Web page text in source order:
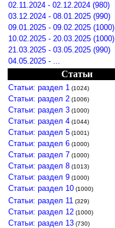
02.11.2024 - 02.12.2024 (980)
03.12.2024 - 08.01.2025 (990)
09.01.2025 - 09.02.2025 (1000)
10.02.2025 - 20.03.2025 (1000)
21.03.2025 - 03.05.2025 (990)
04.05.2025 - ...
Статьи
Статьи: раздел 1 (1024)
Статьи: раздел 2 (1006)
Статьи: раздел 3 (1000)
Статьи: раздел 4 (1044)
Статьи: раздел 5 (1001)
Статьи: раздел 6 (1000)
Статьи: раздел 7 (1000)
Статьи: раздел 8 (1013)
Статьи: раздел 9 (1000)
Статьи: раздел 10 (1000)
Статьи: раздел 11 (329)
Статьи: раздел 12 (1000)
Статьи: раздел 13 (730)